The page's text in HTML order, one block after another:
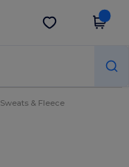
Stáhnout app
Sweats & Fleece